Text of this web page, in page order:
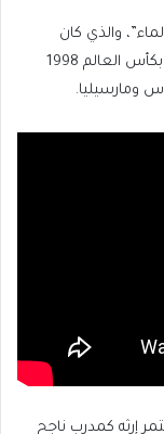
والذي كان
موثوقا به دائما في خط الوسط. قاد فرنسا للفوز بكأس العالم 1998
إرثه كمدرب ناجح